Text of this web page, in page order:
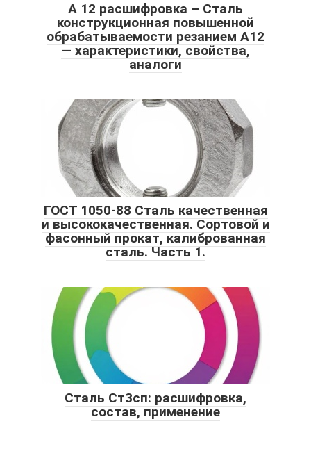
А 12 расшифровка – Сталь
конструкционная повышенной
обрабатываемости резанием А12
— характеристики, свойства,
аналоги
ГОСТ 1050-88 Сталь качественная
и высококачественная. Сортовой и
фасонный прокат, калиброванная
сталь. Часть 1.
Сталь Ст3сп: расшифровка,
состав, применение